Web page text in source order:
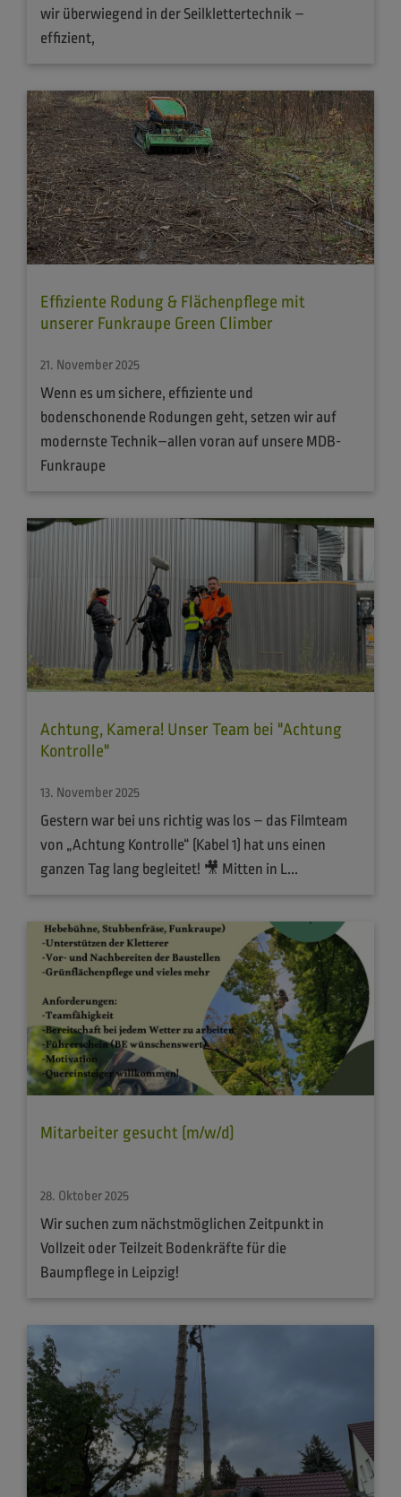
wir überwiegend in der Seilklettertechnik –
effizient,
Effiziente Rodung & Flächenpflege mit
unserer Funkraupe Green Climber
21. November 2025
Wenn es um sichere, effiziente und
bodenschonende Rodungen geht, setzen wir auf
modernste Technik–allen voran auf unsere MDB-
Funkraupe
Achtung, Kamera! Unser Team bei "Achtung
Kontrolle"
13. November 2025
Gestern war bei uns richtig was los – das Filmteam
von „Achtung Kontrolle“ (Kabel 1) hat uns einen
ganzen Tag lang begleitet! 🎥 Mitten in L...
Mitarbeiter gesucht (m/w/d)
28. Oktober 2025
Wir suchen zum nächstmöglichen Zeitpunkt in
Vollzeit oder Teilzeit Bodenkräfte für die
Baumpflege in Leipzig!